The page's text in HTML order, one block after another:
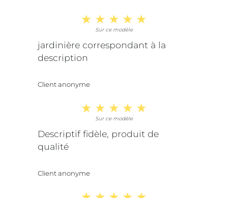
Sur ce modèle
jardinière correspondant à la
description
Client anonyme
Sur ce modèle
Descriptif fidèle, produit de
qualité
Client anonyme